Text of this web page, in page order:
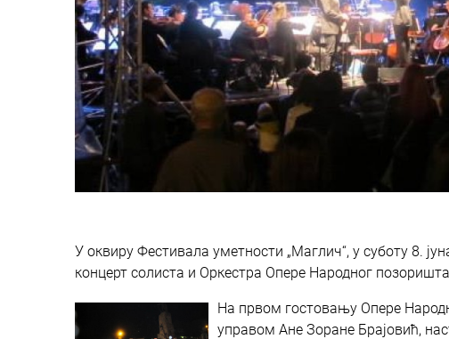
У оквиру Фестивала уметности „Маглич“, у суботу 8.
концерт солиста и Оркестра Опере Народног
На првом гостовању Опере
управом Ане Зоране Брајовић,